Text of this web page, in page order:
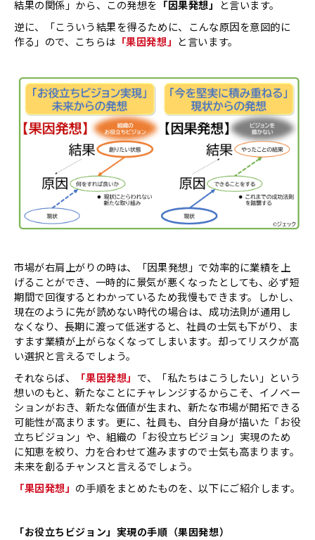
結果の関係」から、この発想を 「因果発想」
と言います。
逆に、「こういう結果を得るために、こんな原因を意図的に
作る」ので、こちらは 「果因発想」 と言います。
市場が右肩上がりの時は、「因果発想」で効率的に業績を上
げることができ、一時的に景気が悪くなったとしても、必ず短
期間で回復するとわかっているため我慢もできます。しかし、
現在のように先が読めない時代の場合は、成功法則が通用し
なくなり、⾧期に渡って低迷すると、社員の士気も下がり、ま
すます業績が上がらなくなってしまいます。却ってリスクが高
い選択と言えるでしょう。
それならば、
「果因発想」 で、「私たちはこうしたい」という
想いのもと、新たなことにチャレンジするからこそ、イノベー
ションがおき、新たな価値が生まれ、新たな市場が開拓できる
可能性が高まります。更に、社員も、自分自身が描いた「お役
立ちビジョン」や、組織の「お役立ちビジョン」実現のため
に知恵を絞り、力を合わせて進みますので士気も高まります。
未来を創るチャンスと言えるでしょう。
「果因発想」 の手順をまとめたものを、以下にご紹介します。
「お役立ちビジョン」実現の手順（果因発想）